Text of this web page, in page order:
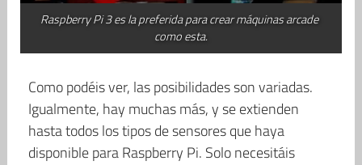
Raspberry Pi 3 es la preferida para crear máquinas arcade
como esta.
Como podéis ver, las posibilidades son variadas.
Igualmente, hay muchas más, y se extienden
hasta todos los tipos de sensores que haya
disponible para Raspberry Pi. Solo necesitáis